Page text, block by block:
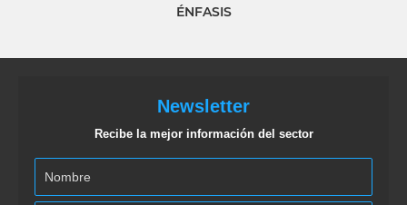
ÉNFASIS
Newsletter
Recibe la mejor información del sector